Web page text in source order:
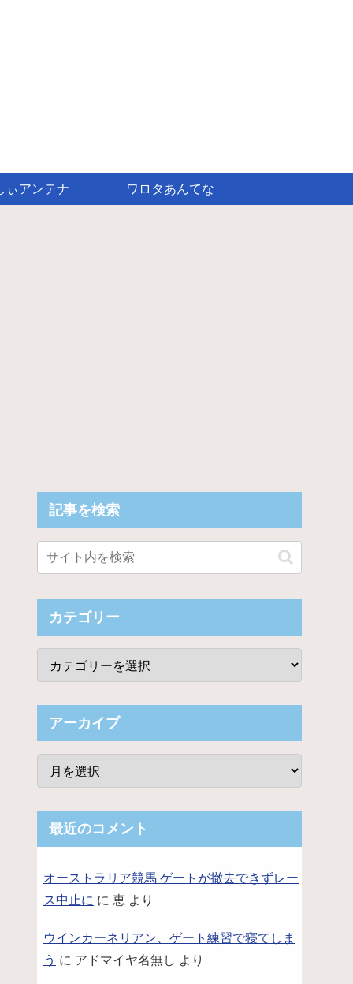
ぃアンテナ ワロタあんてな
記事を検索
カテゴリー
アーカイブ
最近のコメント
オーストラリア競馬 ゲートが撤去できずレー
ス中止に に 恵 より
ウインカーネリアン、ゲート練習で寝てしま
う に アドマイヤ名無し より